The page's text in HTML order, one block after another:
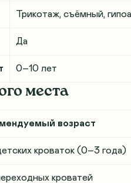
Трикотаж, съёмный,
Да
0–10 лет
места
возраст
кроваток (0–3 года)
кроватей